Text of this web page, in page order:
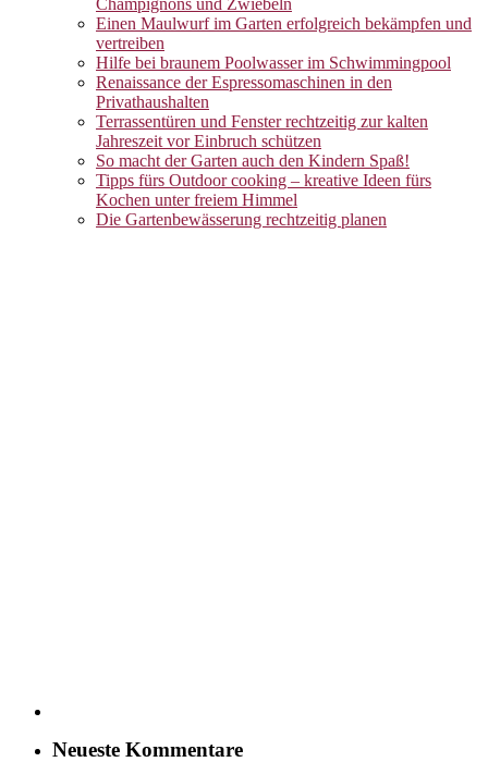
Champignons und Zwiebeln
Einen Maulwurf im Garten erfolgreich bekämpfen und
vertreiben
Hilfe bei braunem Poolwasser im Schwimmingpool
Renaissance der Espressomaschinen in den
Privathaushalten
Terrassentüren und Fenster rechtzeitig zur kalten
Jahreszeit vor Einbruch schützen
So macht der Garten auch den Kindern Spaß!
Tipps fürs Outdoor cooking – kreative Ideen fürs
Kochen unter freiem Himmel
Die Gartenbewässerung rechtzeitig planen
Neueste Kommentare